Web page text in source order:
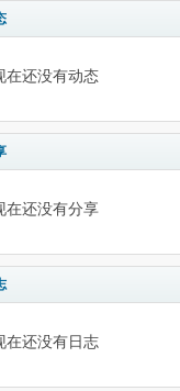
在还没有动态
在还没有分享
在还没有日志